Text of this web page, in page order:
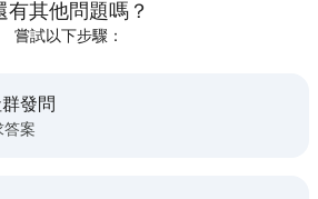
有其他問題嗎？
嘗試以下步驟：
發問
答案